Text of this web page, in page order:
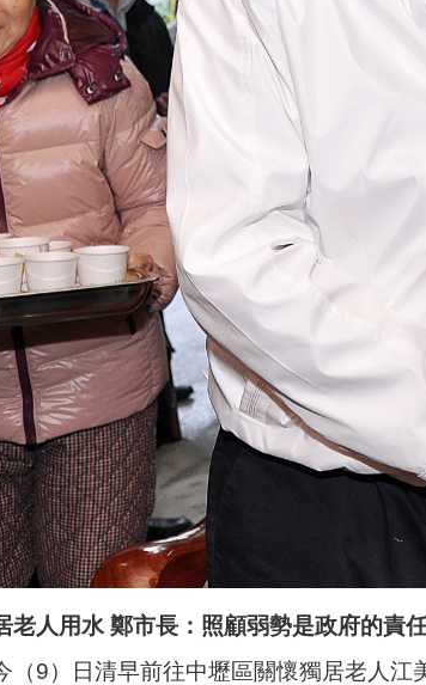
老人用水 鄭市長：照顧弱勢是政府的責
（9）日清早前往中壢區關懷獨居老人江